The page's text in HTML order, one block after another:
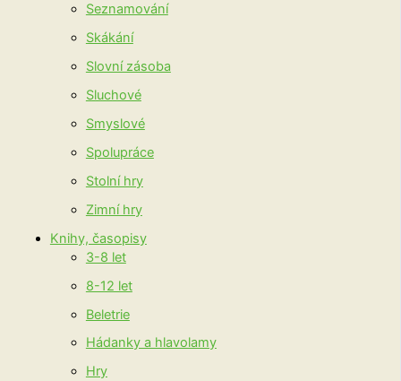
Seznamování
Skákání
Slovní zásoba
Sluchové
Smyslové
Spolupráce
Stolní hry
Zimní hry
Knihy, časopisy
3-8 let
8-12 let
Beletrie
Hádanky a hlavolamy
Hry